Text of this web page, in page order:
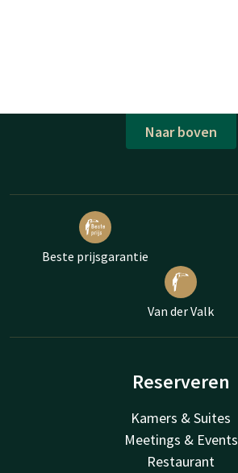
Naar boven
Beste prijsgarantie
Van der Valk
Reserveren
Kamers & Suites
Meetings & Events
Restaurant